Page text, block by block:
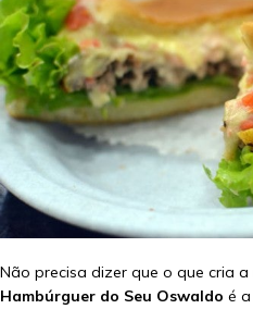
Não precisa dizer que o que cria
Hambúrguer do Seu Oswaldo é